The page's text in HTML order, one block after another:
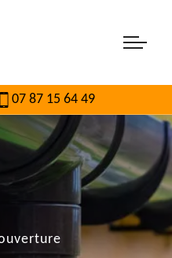
07 87 15 64 49